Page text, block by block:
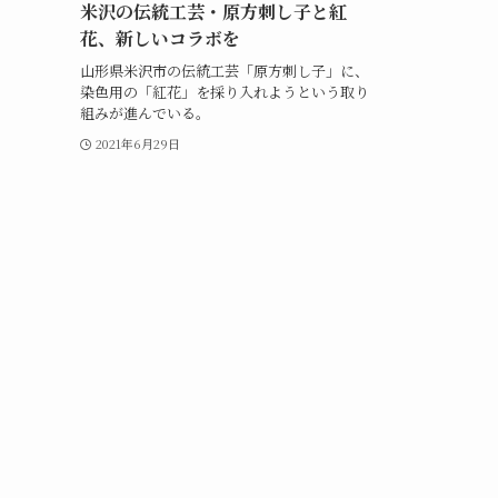
米沢の伝統工芸・原方刺し子と紅
花、新しいコラボを
山形県米沢市の伝統工芸「原方刺し子」に、
染色用の「紅花」を採り入れようという取り
組みが進んでいる。
2021年6月29日